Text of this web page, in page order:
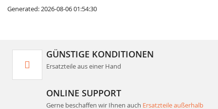
Generated: 2026-08-06 01:54:30
GÜNSTIGE KONDITIONEN
Ersatzteile aus einer Hand
ONLINE SUPPORT
Gerne beschaffen wir Ihnen auch Ersatzteile außerhalb